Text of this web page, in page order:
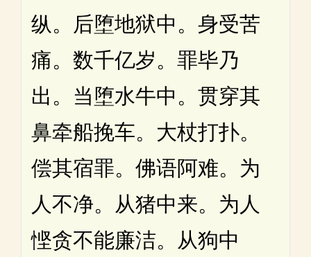
纵。后堕地狱中。身受苦
痛。数千亿岁。罪毕乃
出。当堕水牛中。贯穿其
鼻牵船挽车。大杖打扑。
偿其宿罪。佛语阿难。为
人不净。从猪中来。为人
悭贪不能廉洁。从狗中